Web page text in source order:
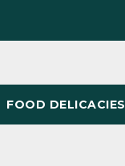
FOOD DELICACIES